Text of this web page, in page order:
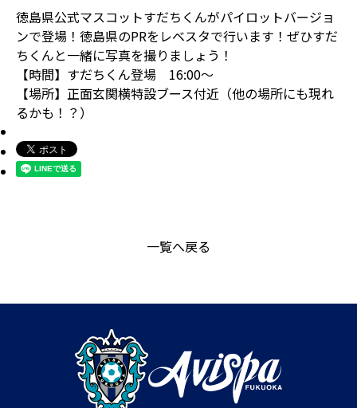
徳島県公式マスコットすだちくんがパイロットバージョ
ンで登場！徳島県のPRをレベスタで行います！ぜひすだ
ちくんと一緒に写真を撮りましょう！
【時間】すだちくん登場 16:00～
【場所】正面玄関横特設ブース付近（他の場所にも現れ
るかも！？）
一覧へ戻る